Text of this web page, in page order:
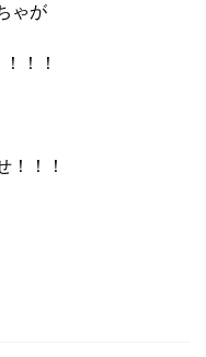
ゃが
！！
！！！